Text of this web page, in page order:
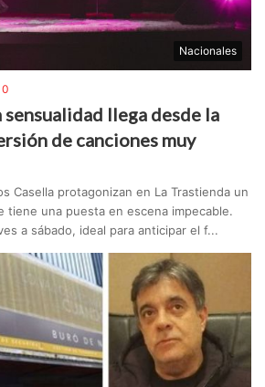
Nacionales
0
llega desde la
de canciones muy
Casella protagonizan en La Trastienda un
tiene una puesta en escena impecable.
a sábado, ideal para anticipar el f...